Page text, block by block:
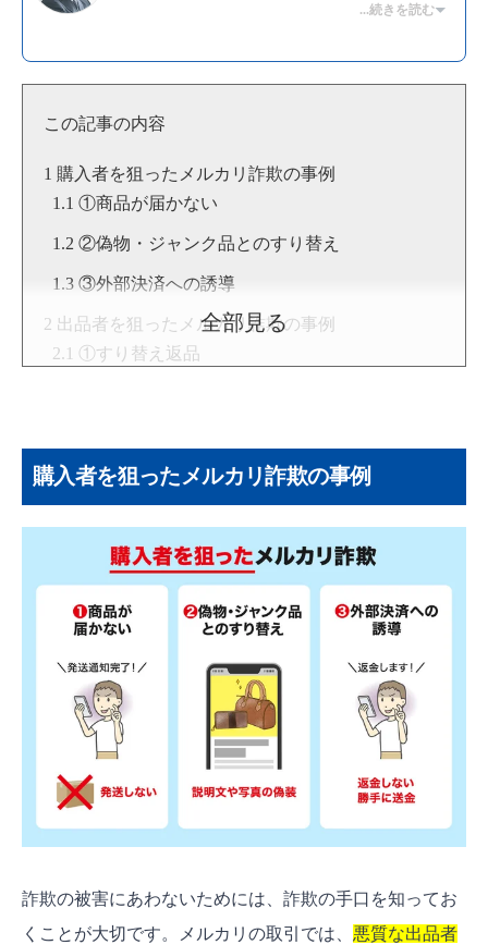
物販を実践中。メルカリでは毎月100件〜150件の取引を行
▶Twitter：https://twitter.com/kamioka0909
▶神岡 進也のプロフィール
...続きを読む
この記事の内容
購入者を狙ったメルカリ詐欺の事例
①商品が届かない
②偽物・ジャンク品とのすり替え
③外部決済への誘導
出品者を狙ったメルカリ詐欺の事例
①すり替え返品
【体験談】本当にあったメルカリ詐欺
プロフィール情報が不自然
商品価格が相場より極端に安い
評価が悪いor少ない
メルカリで「詐欺かも…」と思ったときの対応方
メルカリ公式の安全対策と補償制度
サポート体制と補償方針
独自AIによる不審ユーザー検出
今すぐできるメルカリの詐欺対策10選
相場より安すぎる商品は警戒する
全部見る
購入者を狙ったメルカリ詐欺の事例
詐欺の被害にあわないためには、詐欺の手口を知ってお
くことが大切です。メルカリの取引では、 悪質な出品者